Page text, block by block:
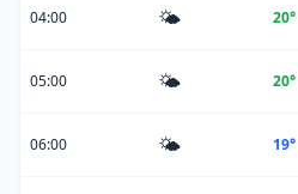
04:00 🌤️ 20°
05:00 🌤️ 20°
06:00 🌤️ 19°